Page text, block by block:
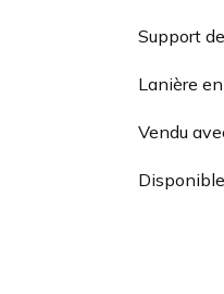
Support
Lanière
Vendu